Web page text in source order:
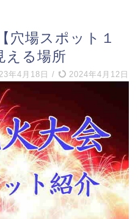
穴場スポット１
える場所
年4月18日 / 2024年4月12日